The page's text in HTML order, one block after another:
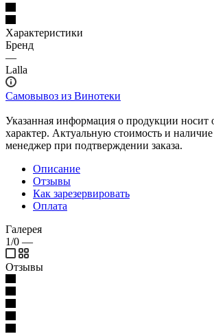
Характеристики
Бренд
—
Lalla
Самовывоз из Винотеки
Указанная информация о продукции носит
характер. Актуальную стоимость и наличие
менеджер при подтверждении заказа.
Описание
Отзывы
Как зарезервировать
Оплата
Галерея
1/0 —
Отзывы